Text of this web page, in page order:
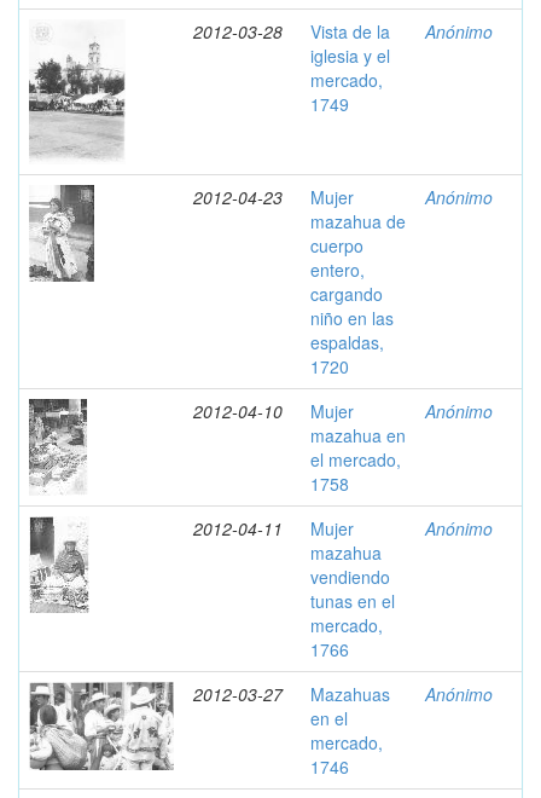
2012-03-28
Vista de la
iglesia y el
mercado,
1749
Anónimo
2012-04-23
Mujer
mazahua de
cuerpo
entero,
cargando
niño en las
espaldas,
1720
Anónimo
2012-04-10
Mujer
mazahua en
el mercado,
1758
Anónimo
2012-04-11
Mujer
mazahua
vendiendo
tunas en el
mercado,
1766
Anónimo
2012-03-27
Mazahuas
en el
mercado,
1746
Anónimo